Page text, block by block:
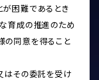
が困難であるとき
育成の推進のため
の同意を得ること
はその委託を受け